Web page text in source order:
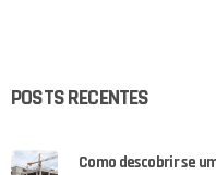
POSTS RECENTES
Como descobrir se